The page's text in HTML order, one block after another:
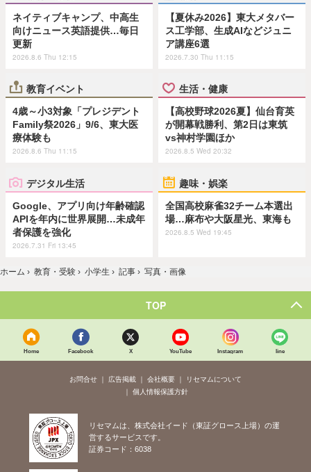
ネイティブキャンプ、中高生
向けニュース英語提供…毎日
更新
2026.8.6 Thu 12:15
【夏休み2026】東大メタバー
ス工学部、生成AIなどジュニ
ア講座6選
2026.7.30 Thu 11:15
教育イベント
4歳～小3対象「プレジデント
Family祭2026」9/6、東大医
療体験も
2026.8.6 Thu 11:15
生活・健康
【高校野球2026夏】仙台育英
が開幕戦勝利、第2日は東筑
vs神村学園ほか
2026.8.5 Wed 20:32
デジタル生活
Google、アプリ向け年齢確認
APIを年内に世界展開…未成年
者保護を強化
2026.7.31 Fri 13:45
趣味・娯楽
全国高校麻雀32チーム本選出
場…麻布や大阪星光、東海も
2026.8.5 Wed 19:45
ホーム › 教育・受験 › 小学生 › 記事 › 写真・画像
TOP
Home Facebook X YouTube Instagram line
お問合せ 広告掲載 会社概要
リセマムについて
個人情報保護方針
リセマムは、株式会社イード（東証グロース上場）の運
営するサービスです。
証券コード：6038